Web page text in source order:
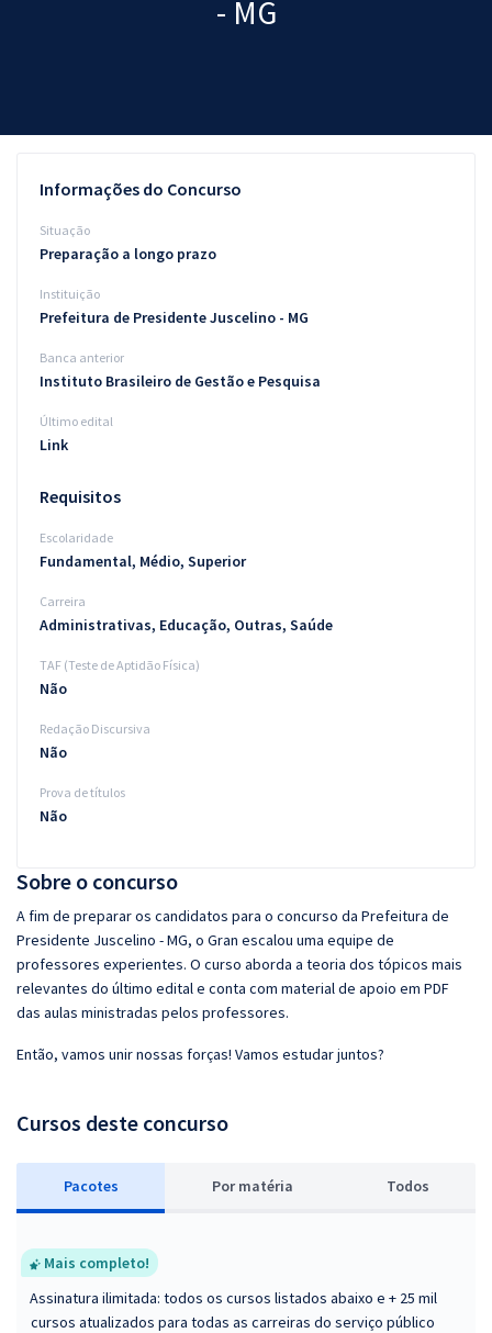
Questões grátis
Blog
Aprovados
Atendimento
- MG
Sobre o concurso
A fim de preparar os candidatos para o concurso da Prefeitura de
Presidente Juscelino - MG, o Gran escalou uma equipe de
professores experientes. O curso aborda a teoria dos tópicos mais
relevantes do último edital e conta com material de apoio em PDF
das aulas ministradas pelos professores.
Então, vamos unir nossas forças! Vamos estudar juntos?
Cursos deste concurso
Pacotes Por matéria Todos
Mais completo!
Assinatura ilimitada: todos os cursos listados abaixo e + 25 mil
cursos atualizados para todas as carreiras do serviço público
Informações do Concurso
Situação
Preparação a longo prazo
Instituição
Prefeitura de Presidente Juscelino - MG
Banca anterior
Instituto Brasileiro de Gestão e Pesquisa
Último edital
Link
Requisitos
Escolaridade
Fundamental, Médio, Superior
Carreira
Administrativas, Educação, Outras, Saúde
TAF (Teste de Aptidão Física)
Não
Redação Discursiva
Não
Prova de títulos
Não